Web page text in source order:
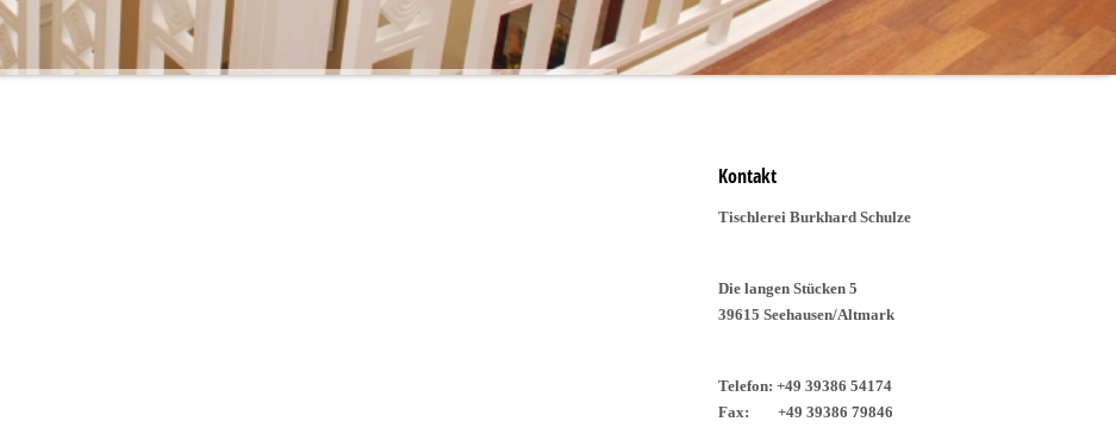
Kontakt
Tischlerei Burkhard Schulze
Die langen Stücken 5
39615 Seehausen/Altmark
Telefon: +49 39386 54174
Fax: +49 39386 79846